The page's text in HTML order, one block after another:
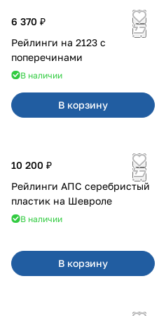
6 370 ₽
Рейлинги на 2123 с
поперечинами
В наличии
В корзину
10 200 ₽
Рейлинги АПС серебристый
пластик на Шевроле
В наличии
В корзину